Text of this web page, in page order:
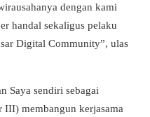
dengan kami
handal sekaligus pelaku
Digital Community”, ulas
Saya sendiri sebagai
membangun kerjasama